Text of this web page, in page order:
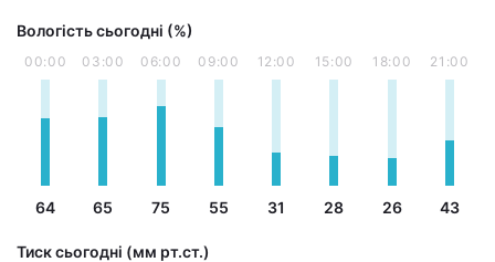
Вологість сьогодні (%)
00:00
64
03:00
65
06:00
75
09:00
55
12:00
31
15:00
28
18:00
26
21:00
43
Тиск сьогодні (мм рт.ст.)